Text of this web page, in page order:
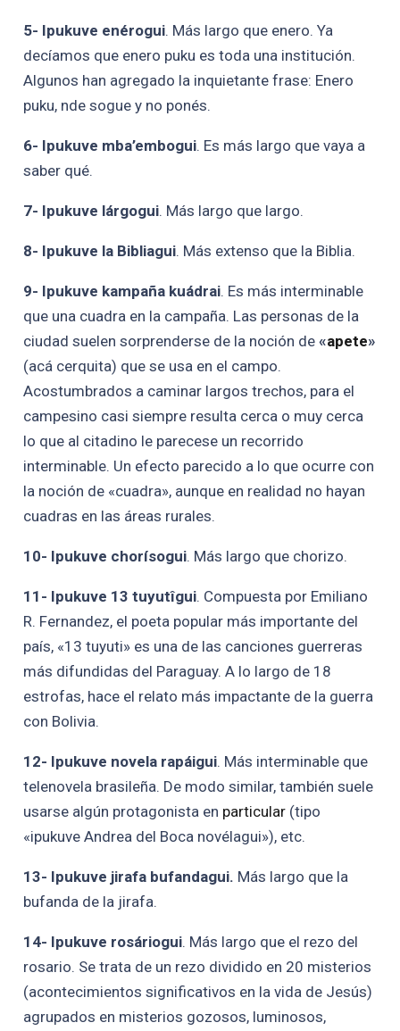
5- Ipukuve enérogui. Más largo que enero. Ya
decíamos que enero puku es toda una institución.
Algunos han agregado la inquietante frase: Enero
puku, nde sogue y no ponés.
6- Ipukuve mba’embogui. Es más largo que vaya a
saber qué.
7- Ipukuve lárgogui. Más largo que largo.
8- Ipukuve la Bibliagui. Más extenso que la Biblia.
9- Ipukuve kampaña kuádrai. Es más interminable
que una cuadra en la campaña. Las personas de la
ciudad suelen sorprenderse de la noción de «apete»
(acá cerquita) que se usa en el campo.
Acostumbrados a caminar largos trechos, para el
campesino casi siempre resulta cerca o muy cerca
lo que al citadino le parecese un recorrido
interminable. Un efecto parecido a lo que ocurre con
la noción de «cuadra», aunque en realidad no hayan
cuadras en las áreas rurales.
10- Ipukuve chorísogui. Más largo que chorizo.
11- Ipukuve 13 tuyutîgui. Compuesta por Emiliano
R. Fernandez, el poeta popular más importante del
país, «13 tuyuti» es una de las canciones guerreras
más difundidas del Paraguay. A lo largo de 18
estrofas, hace el relato más impactante de la guerra
con Bolivia.
12- Ipukuve novela rapáigui. Más interminable que
telenovela brasileña. De modo similar, también suele
usarse algún protagonista en particular(tipo
«ipukuve Andrea del Boca novélagui»), etc.
13- Ipukuve jirafa bufandagui. Más largo que la
bufanda de la jirafa.
14- Ipukuve rosáriogui. Más largo que el rezo del
rosario. Se trata de un rezo dividido en 20 misterios
(acontecimientos significativos en la vida de Jesús)
agrupados en misterios gozosos, luminosos,